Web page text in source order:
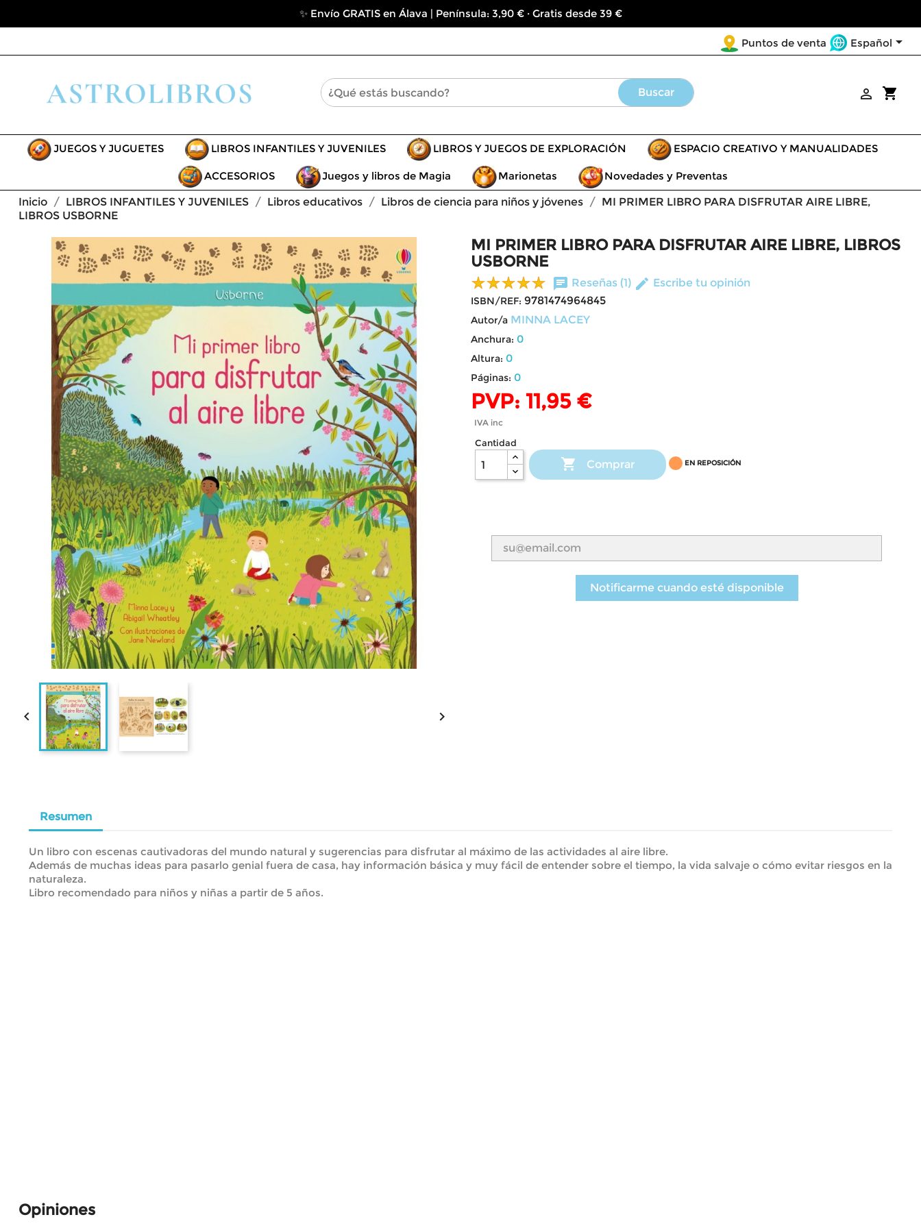
✨ Envío GRATIS en Álava | Península: 3,90 € · Gratis desde 39 €
Puntos de venta Español
Buscar shopping_cart

JUEGOS Y JUGUETES LIBROS INFANTILES Y JUVENILES LIBROS Y JUEGOS DE EXPLORACIÓN ESPACIO CREATIVO Y MANUALIDADES
ACCESORIOS Juegos y libros de Magia Marionetas
Novedades y Preventas
Inicio
LIBROS INFANTILES Y JUVENILES Libros educativos Libros de ciencia para niños y jóvenes
MI PRIMER LIBRO PARA DISFRUTAR AIRE LIBRE,
LIBROS USBORNE
 
MI PRIMER LIBRO PARA DISFRUTAR AIRE LIBRE, LIBROS
USBORNE
chat Reseñas (1) edit Escribe tu opinión
ISBN/REF: 9781474964845
Autor/a MINNA LACEY
Anchura: 0
Altura: 0
Páginas: 0
PVP: 11,95 €
IVA inc
Cantidad
 Comprar EN REPOSICIÓN
Notificarme cuando esté disponible
Resumen
Un libro con escenas cautivadoras del mundo natural y sugerencias para disfrutar al máximo de las actividades al aire libre.
Además de muchas ideas para pasarlo genial fuera de casa, hay información básica y muy fácil de entender sobre el tiempo, la vida salvaje o cómo evitar riesgos en la
naturaleza.
Libro recomendado para niños y niñas a partir de 5 años.
Opiniones